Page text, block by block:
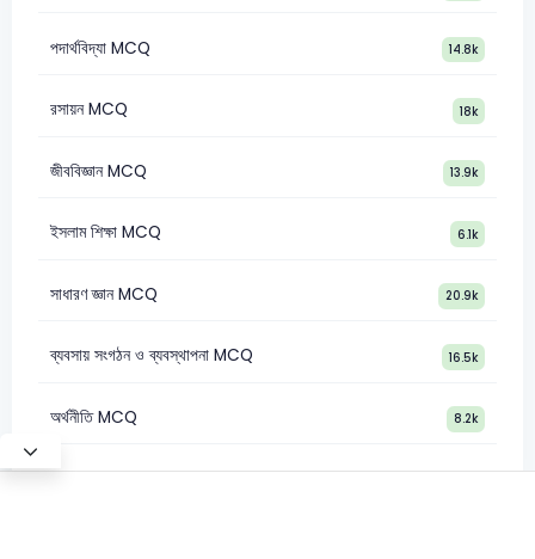
পদার্থবিদ্যা MCQ 14.8k
রসায়ন MCQ 18k
জীববিজ্ঞান MCQ 13.9k
ইসলাম শিক্ষা MCQ 6.1k
সাধারণ জ্ঞান MCQ 20.9k
ব্যবসায় সংগঠন ও ব্যবস্থাপনা MCQ 16.5k
অর্থনীতি MCQ 8.2k